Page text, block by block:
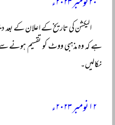
الیکشن کی تاریخ کے اعلان کے بعد
ہے کہ وہ مذہبی ووٹ کو تقسیم ہونے سے
نکالیں۔
۱۲ نومبر ۲۰۲۳ء